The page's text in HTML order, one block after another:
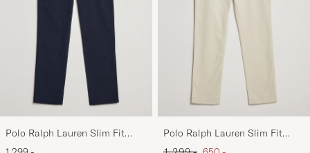
Polo Ralph Lauren Slim Fit
Stretch Chinos Aviator Navy
Polo Ralph Lauren Slim Fit
Stretch Chinos Beige